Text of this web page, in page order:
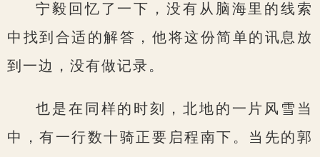
宁毅回忆了一下，没有从脑海里的线索
中找到合适的解答，他将这份简单的讯息放
到一边，没有做记录。
也是在同样的时刻，北地的一片风雪当
中，有一行数十骑正要启程南下。当先的郭